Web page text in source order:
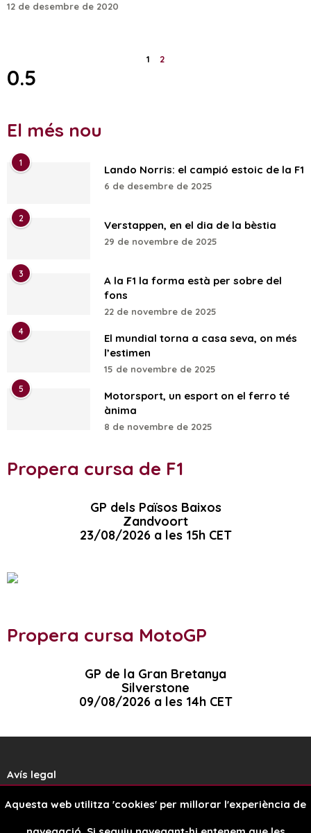
12 de desembre de 2020
1 2
El més nou
1
Lando Norris: el campió estoic de la F1
6 de desembre de 2025
2
Verstappen, en el dia de la bèstia
29 de novembre de 2025
3
A la F1 la forma està per sobre del
fons
22 de novembre de 2025
4
El mundial torna a casa seva, on més
l’estimen
15 de novembre de 2025
5
Motorsport, un esport on el ferro té
ànima
8 de novembre de 2025
Propera cursa de F1
GP dels Països Baixos
Zandvoort
23/08/2026 a les 15h CET
Propera cursa MotoGP
GP de la Gran Bretanya
Silverstone
09/08/2026 a les 14h CET
Avís legal
Política de cookies
Aquesta web utilitza 'cookies' per millorar l'experiència de